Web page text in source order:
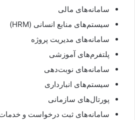
سامانه‌های مالی
سیستم‌های منابع انسانی (HRM)
سامانه‌های مدیریت پروژه
پلتفرم‌های آموزشی
سامانه‌های نوبت‌دهی
سیستم‌های انبارداری
پورتال‌های سازمانی
سامانه‌های ثبت درخواست و خدمات